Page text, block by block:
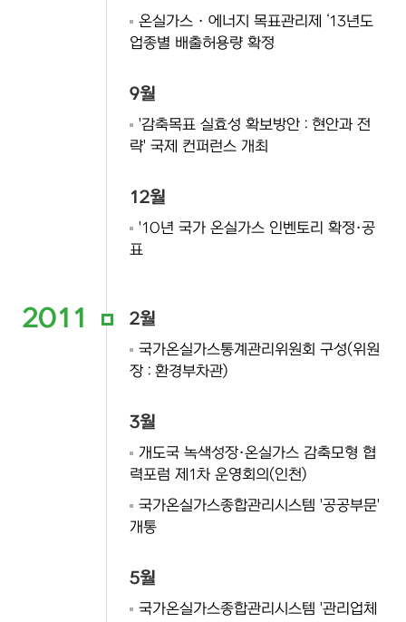
온실가스 · 에너지 목표관리제 ‘13년도
업종별 배출허용량 확정
9월
'감축목표 실효성 확보방안 : 현안과 전
략' 국제 컨퍼런스 개최
12월
'10년 국가 온실가스 인벤토리 확정·공
표
2011 2월
국가온실가스통계관리위원회 구성(위원
장 : 환경부차관)
3월
개도국 녹색성장·온실가스 감축모형 협
력포럼 제1차 운영회의(인천)
국가온실가스종합관리시스템 '공공부문'
개통
5월
국가온실가스종합관리시스템 '관리업체